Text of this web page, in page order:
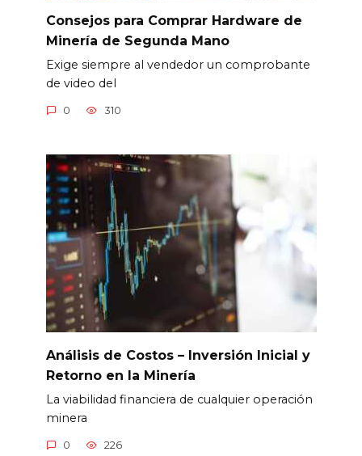
Consejos para Comprar Hardware de
Minería de Segunda Mano
Exige siempre al vendedor un comprobante
de video del
0 310
Análisis de Costos – Inversión Inicial y
Retorno en la Minería
La viabilidad financiera de cualquier operación
minera
0 226